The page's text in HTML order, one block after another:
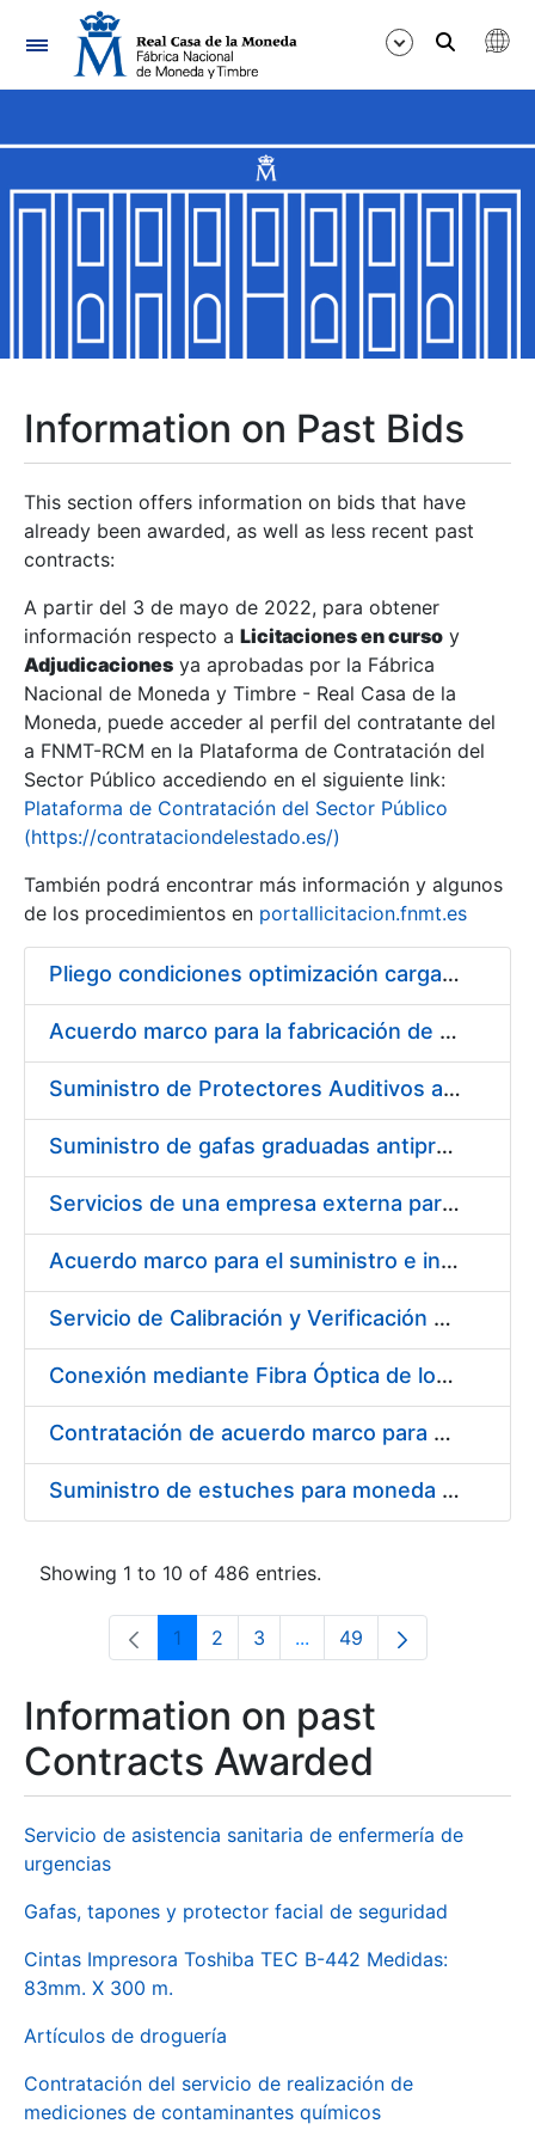
Navigation
Show/Hide
Show/Hide
Show/Hide
Show/Hide
Show/Hide
Show/Hide
Information on Past Bids
This section offers information on bids that have
already been awarded, as well as less recent past
contracts:
A partir del 3 de mayo de 2022, para obtener
información respecto a Licitaciones en curso y
Adjudicaciones ya aprobadas por la Fábrica
Nacional de Moneda y Timbre - Real Casa de la
Moneda, puede acceder al perfil del contratante del
a FNMT-RCM en la Plataforma de Contratación del
Sector Público accediendo en el siguiente link:
Plataforma de Contratación del Sector Público
(https://contrataciondelestado.es/)
También podrá encontrar más información y algunos
de los procedimientos en portallicitacion.fnmt.es
Pliego condiciones optimización cargas compras firmado
Acuerdo marco para la fabricación de piezas
Suministro de Protectores Auditivos a medida para las personas trabajadoras de los Centros de Trabajo de Madrid y Burgos
Suministro de gafas graduadas antiproyecciones para los trabajadores de la FNMT-RCM en los centros de trabajo de Madrid y Burgos
Servicios de una empresa externa para el asesoramiento y resolución de los recursos de alzada que se presentan relacionados con procesos de selección para la FNMT-RCM
Acuerdo marco para el suministro e instalación de persianas, estores y otros complementos
Servicio de Calibración y Verificación Externa de los Equipos de Medición del Servicio de Prevención de la FNMT-RCM
Conexión mediante Fibra Óptica de los Centros de Proceso de Datos (CPDs) de las sedes de la FNMT-RCM de Burgos y Madrid
Contratación de acuerdo marco para el Suministro de Material de Electricidad para la Fábrica Nacional de Moneda y Timbre-Real Casa de la Moneda en su centro de trabajo de Burgos
Suministro de estuches para moneda de 30 €
Showing 1 to 10 of 486 entries.
Page
1 Page
2 Page
3 ...Intermediate Pages Use
Page
49
Information on past
Contracts Awarded
Servicio de asistencia sanitaria de enfermería de
urgencias
Gafas, tapones y protector facial de seguridad
Cintas Impresora Toshiba TEC B-442 Medidas:
83mm. X 300 m.
Artículos de droguería
Contratación del servicio de realización de
mediciones de contaminantes químicos